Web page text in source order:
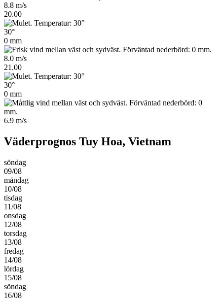
8.8 m/s
20.00
30°
0 mm
8.0 m/s
21.00
30°
0 mm
6.9 m/s
Väderprognos Tuy Hoa, Vietnam
söndag
09/08
måndag
10/08
tisdag
11/08
onsdag
12/08
torsdag
13/08
fredag
14/08
lördag
15/08
söndag
16/08